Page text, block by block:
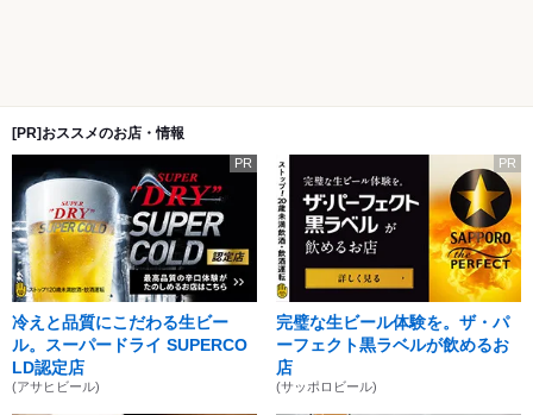
[PR]おススメのお店・情報
PR
冷えと品質にこだわる生ビー
ル。スーパードライ SUPERCO
LD認定店
(アサヒビール)
PR
完璧な生ビール体験を。ザ・パ
ーフェクト黒ラベルが飲めるお
店
(サッポロビール)